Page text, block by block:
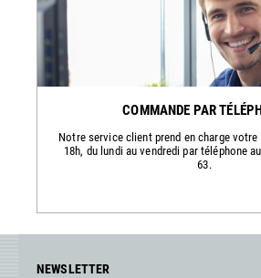
COMMANDE PAR
Notre service client prend en charge votre
18h, du lundi au vendredi par téléphone
63.
NEWSLETTER